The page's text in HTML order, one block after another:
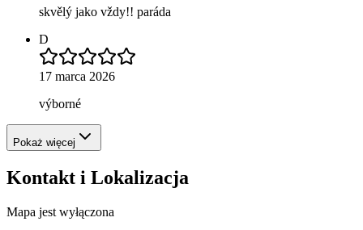
skvělý jako vždy!! paráda
D
17 marca 2026
výborné
Pokaż więcej
Kontakt i Lokalizacja
Mapa jest wyłączona